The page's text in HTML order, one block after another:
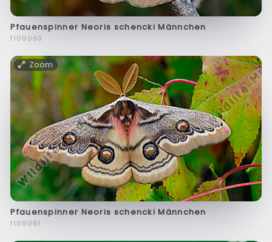
Pfauenspinner Neoris schencki Männchen
f109063
Zoom
Pfauenspinner Neoris schencki Männchen
f109061